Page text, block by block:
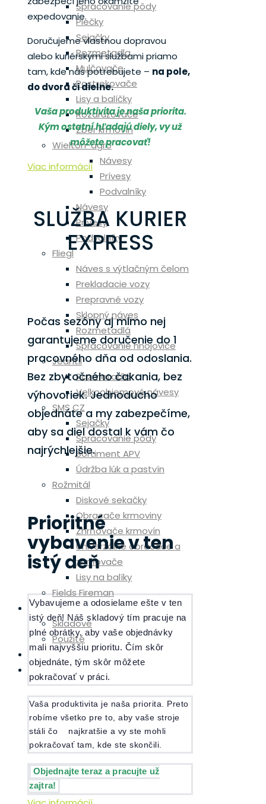
Spracovanie pôdy
Plečky
Sejačky
Rozmetadla
Mulčovače
Postrekovače
Lisy a balíčky
Rozdružovače
Zber krmovín
Wielton-agro
Návesy
Prívesy
Podvalníky
Návesy
Prívesy
Podvalníky
Fliegl
Náves s výtlačným čelom
Prekladacie vozy
Prepravné vozy
Sklopný náves
Rozmetadlá
Spracovanie hnojovice
Jeantil
Rozmetadlá
Velkoobjemové návesy
SMS CZ
Sejačky
Spracovanie pôdy
Sortiment APV
Údržba lúk a pastvín
Rožmitál
Diskové sekačky
Obracače krmoviny
Zhrňovače krmovín
Univerzálne obracače a
zhrňovače
Lisy na balíky
Fields Fireman
Skladové stroje
Skladové
Použité
Diely
Servis
expedovanie.
Doručujeme vlastnou dopravou
alebo kuriérskymi službami priamo
tam, kde nás potrebujete – na pole,
do dvora či dielne.
Vaša produktivita je naša priorita.
Kým ostatní hľadajú diely, vy už
môžete pracovať!
Viac informácií
SLUŽBA KURIER
EXPRESS
Počas sezóny aj mimo nej
garantujeme doručenie do 1
pracovného dňa od odoslania.
Bez zbytočného čakania, bez
výhovoriek. Jednoducho
objednáte a my zabezpečíme,
aby sa diel dostal k vám čo
najrýchlejšie.
Prioritné
vybavenie v ten
istý deň
Vybavujeme a odosielame ešte v ten
istý deň! Náš skladový tím pracuje na
plné obrátky, aby vaše objednávky
mali najvyššiu prioritu. Čím skôr
objednáte, tým skôr môžete
pokračovať v práci.
Vaša produktivita je naša priorita. Preto
robíme všetko pre to, aby vaše stroje
stáli čo najkratšie a vy ste mohli
pokračovať tam, kde ste skončili.
Objednajte teraz a pracujte už
zajtra!